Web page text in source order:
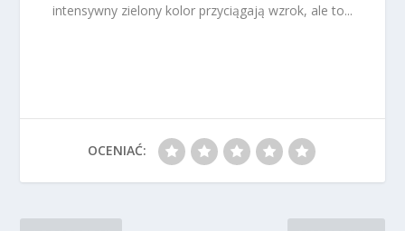
intensywny zielony kolor przyciągają wzrok, ale to...
OCENIAĆ: